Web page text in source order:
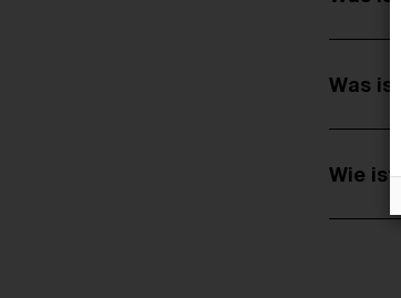
Was
Wie